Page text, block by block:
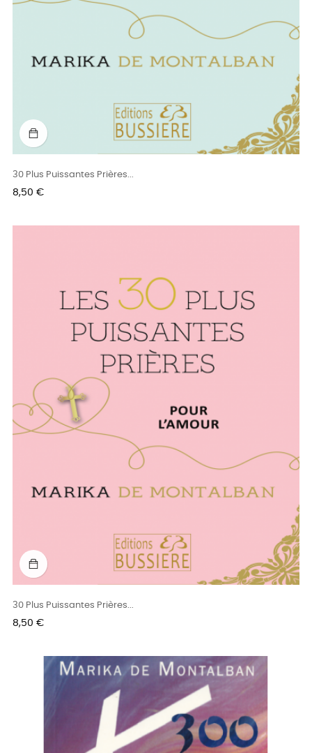
30 Plus Puissantes Prières...
Prix
8,50 €
30 Plus Puissantes Prières...
Prix
8,50 €